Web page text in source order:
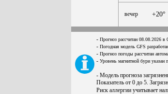
вечер +20°
- Прогноз рассчитан 08.08.2026
- Погодная модель GFS
- Прогноз погоды рассчитан
- Уровень магнитной бури указан
- Модель прогноза
Показатель от 0 до 5.
Риск аллергии учитывает